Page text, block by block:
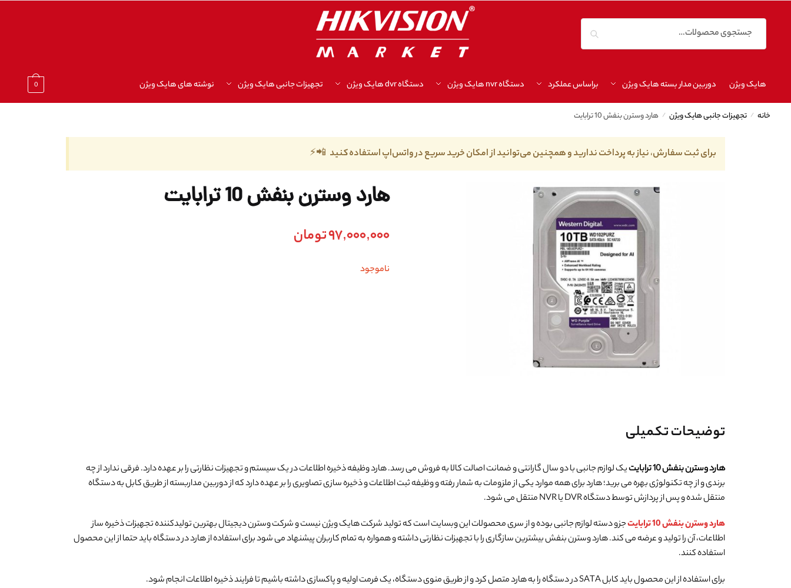
هایک ویژن دوربین مدار بسته هایک ویژن براساس عملکرد دستگاه nvr هایک ویژن دستگاه dvr هایک ویژن تجهیزات جانبی هایک ویژن نوشته های هایک ویژن 0
خانه / تجهیزات جانبی هایک ویژن / هارد وسترن بنفش 10 ترابایت
برای ثبت سفارش، نیاز به پرداخت ندارید و همچنین می‌توانید از امکان خرید سریع در واتس‌اپ استفاده کنید 📲⚡
هارد وسترن بنفش 10 ترابایت
97,000,000تومان
ناموجود
توضیحات تکمیلی
هارد وسترن بنفش 10 ترابایت
یک لوازم جانبی با دو سال گارانتی و ضمانت اصالت کالا به فروش می رسد. هارد وظیفه ذخیره اطلاعات در یک سیستم و تجهیزات نظارتی را بر عهده دارد. فرقی ندارد از چه
برندی و از چه تکنولوژی بهره می برید؛ هارد برای همه موارد یکی از ملزومات به شمار رفته و وظیفه ثبت اطلاعات و ذخیره سازی تصاویری را بر عهده دارد که از دوربین مداربسته از طریق کابل به دستگاه
منتقل شده و پس از پردازش توسط دستگاه DVR یا NVR منتقل می شود.
هارد وسترن بنفش 10 ترابایت
جزو دسته لوازم جانبی بوده و از سری محصولات این وبسایت است که تولید شرکت هایک ویژن نیست و شرکت وسترن دیجیتال بهترین تولیدکننده تجهیزات ذخیره ساز
اطلاعات، آن را تولید و عرضه می کند. هارد وسترن بنفش بیشترین سازگاری را با تجهیزات نظارتی داشته و همواره به تمام کاربران پیشنهاد می شود برای استفاده از هارد در دستگاه باید حتما از این محصول
استفاده کنند.
برای استفاده از این محصول باید کابل SATA در دستگاه را به هارد متصل کرد و از طریق منوی دستگاه، یک فرمت اولیه و پاکسازی داشته باشیم تا فرایند ذخیره اطلاعات انجام شود.